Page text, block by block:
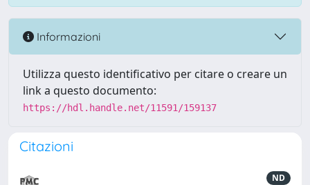
Informazioni
Utilizza questo identificativo per citare o creare un
link a questo documento:
https://hdl.handle.net/11591/159137
Citazioni
ND